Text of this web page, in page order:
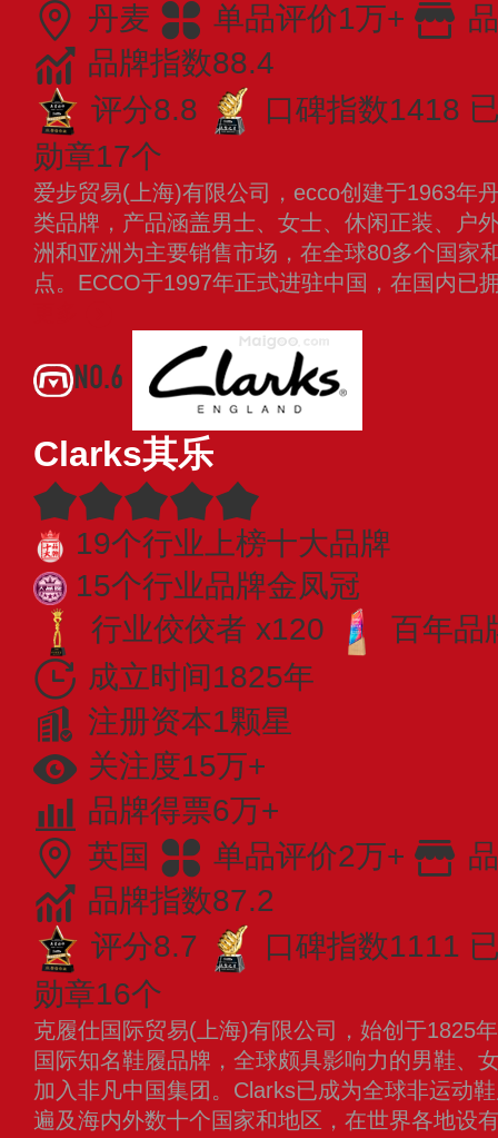
丹麦
单品评价1万+
品牌指数88.4
评分8.8
口碑指数1418
勋章17个
爱步贸易(上海)有限公司，ecco创建于1963年
类品牌，产品涵盖男士、女士、休闲正装、户
洲和亚洲为主要销售市场，在全球80多个国家
点。ECCO于1997年正式进驻中国，在国内已
NO.6
Clarks其乐
19个行业上榜十大品牌
15个行业品牌金凤冠
行业佼佼者 x120
百年品
成立时间1825年
注册资本1颗星
关注度15万+
品牌得票6万+
英国
单品评价2万+
品牌指数87.2
评分8.7
口碑指数1111
勋章16个
克履仕国际贸易(上海)有限公司，始创于1825
国际知名鞋履品牌，全球颇具影响力的男鞋、
加入非凡中国集团。Clarks已成为全球非运动
遍及海内外数十个国家和地区，在世界各地设